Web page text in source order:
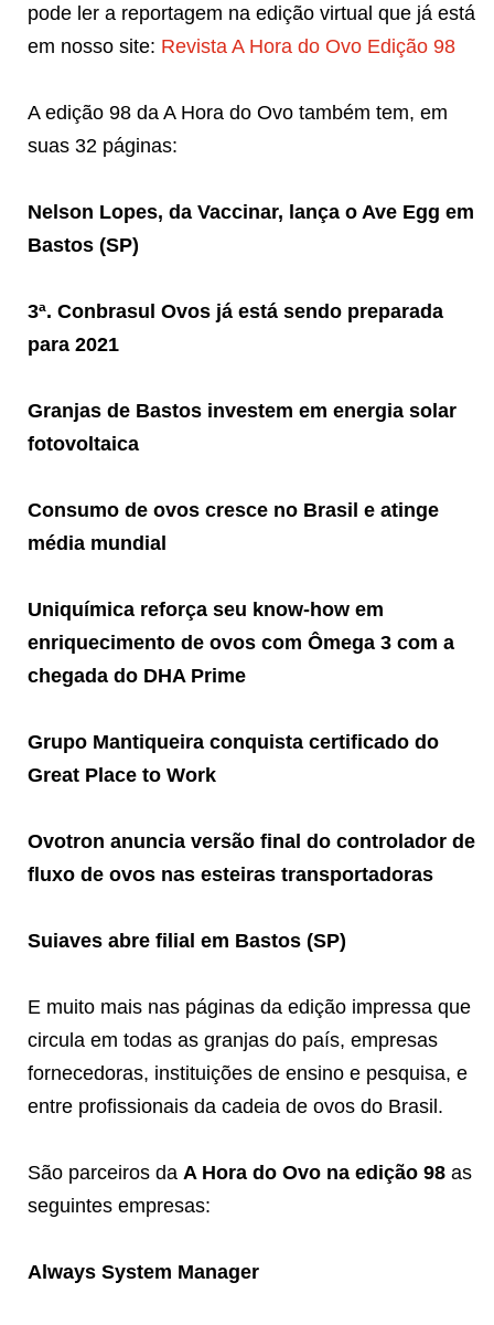
pode ler a reportagem na edição virtual que já está
em nosso site: Revista A Hora do Ovo Edição 98
A edição 98 da A Hora do Ovo também tem, em
suas 32 páginas:
Nelson Lopes, da Vaccinar, lança o Ave Egg em
Bastos (SP)
3ª. Conbrasul Ovos já está sendo preparada
para 2021
Granjas de Bastos investem em energia solar
fotovoltaica
Consumo de ovos cresce no Brasil e atinge
média mundial
Uniquímica reforça seu know-how em
enriquecimento de ovos com Ômega 3 com a
chegada do DHA Prime
Grupo Mantiqueira conquista certificado do
Great Place to Work
Ovotron anuncia versão final do controlador de
fluxo de ovos nas esteiras transportadoras
Suiaves abre filial em Bastos (SP)
E muito mais nas páginas da edição impressa que
circula em todas as granjas do país, empresas
fornecedoras, instituições de ensino e pesquisa, e
entre profissionais da cadeia de ovos do Brasil.
São parceiros da A Hora do Ovo na edição 98 as
seguintes empresas:
Always System Manager